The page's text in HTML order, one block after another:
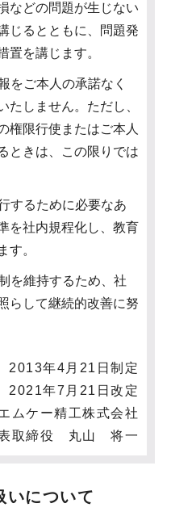
などの問題が生じない
じるとともに、問題発
置を講じます。
をご本人の承諾なく
たしません。ただし、
権限行使またはご本人
ときは、この限りでは
するために必要なあ
を社内規程化し、教育
す。
を維持するため、社
らして継続的改善に努
2013年4月21日制定
2021年7月21日改定
ムケー精工株式会社
取締役 丸山 将一
いについて